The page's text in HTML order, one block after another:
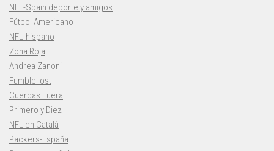
NFL-Spain deporte y amigos
Fútbol Americano
NFL-hispano
Zona Roja
Andrea Zanoni
Fumble lost
Cuerdas Fuera
Primero y Diez
NFL en Català
Packers-España